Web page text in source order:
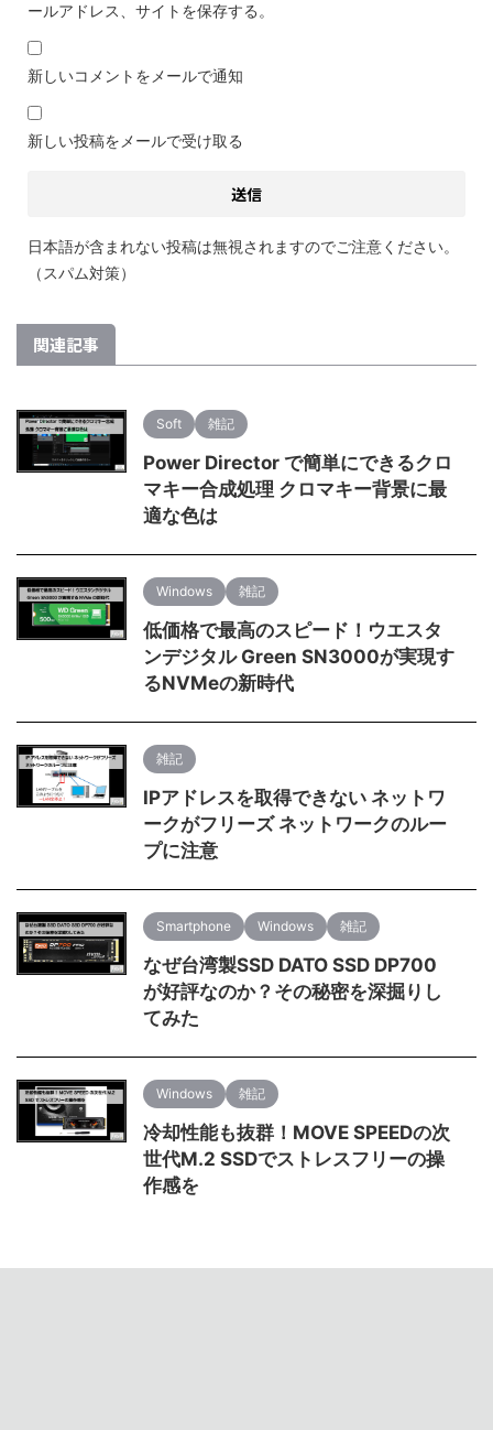
ールアドレス、サイトを保存する。
新しいコメントをメールで通知
新しい投稿をメールで受け取る
日本語が含まれない投稿は無視されますのでご注意ください。
（スパム対策）
関連記事
Soft 雑記
Power Director で簡単にできるクロ
マキー合成処理 クロマキー背景に最
適な色は
Windows 雑記
低価格で最高のスピード！ウエスタ
ンデジタル Green SN3000が実現す
るNVMeの新時代
雑記
IPアドレスを取得できない ネットワ
ークがフリーズ ネットワークのルー
プに注意
Smartphone Windows 雑記
なぜ台湾製SSD DATO SSD DP700
が好評なのか？その秘密を深掘りし
てみた
Windows 雑記
冷却性能も抜群！MOVE SPEEDの次
世代M.2 SSDでストレスフリーの操
作感を